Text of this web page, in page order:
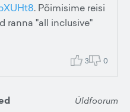
. Põimisime reisi
ranna "all inclusive"
3 0
Üldfoorum